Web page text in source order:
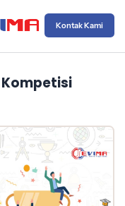
Kontak Kami